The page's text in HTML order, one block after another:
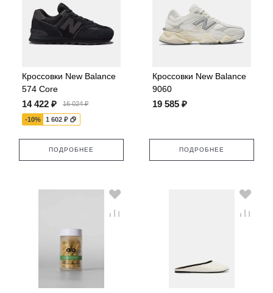
Кроссовки New Balance
574 Core
14 422 ₽ 16 024 ₽
-10% 1 602 ₽
ПОДРОБНЕЕ
Кроссовки New Balance
9060
19 585 ₽
ПОДРОБНЕЕ